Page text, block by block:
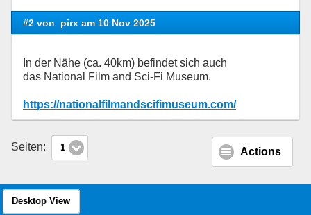
#2 von pirx am 10 Nov 2025
In der Nähe (ca. 40km) befindet sich auch
das National Film and Sci-Fi Museum.
https://nationalfilmandscifimuseum.com/
Seiten: 1 Actions
Desktop View